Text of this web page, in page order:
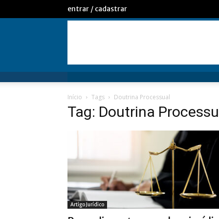
entrar / cadastrar
Início Tags Doutrina Processual
Tag: Doutrina
Artigo Jurídico